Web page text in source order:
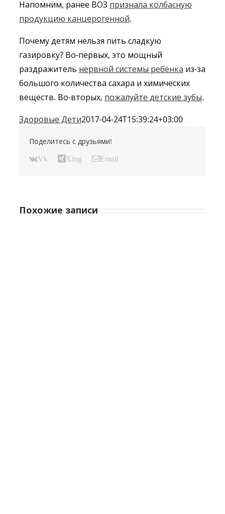
Напомним, ранее ВОЗ признала колбасную
продукцию канцерогенной.
Почему детям нельзя пить сладкую
газировку? Во-первых, это мощный
раздражитель нервной системы ребёнка из-за
большого количества сахара и химических
веществ. Во-вторых, пожалуйте детские зубы.
Здоровые Дети2017-04-24T15:39:24+03:00
Поделитесь с друзьями!
Vk Xing Email
Похожие записи